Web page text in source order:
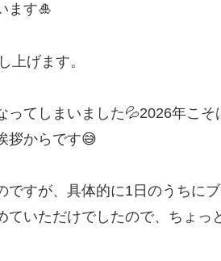
ます🎍
上げます。
ってしまいました💦2026年こ
拶からです😅
ですが、具体的に1日のうちに
ていただけでしたので、ちょっ